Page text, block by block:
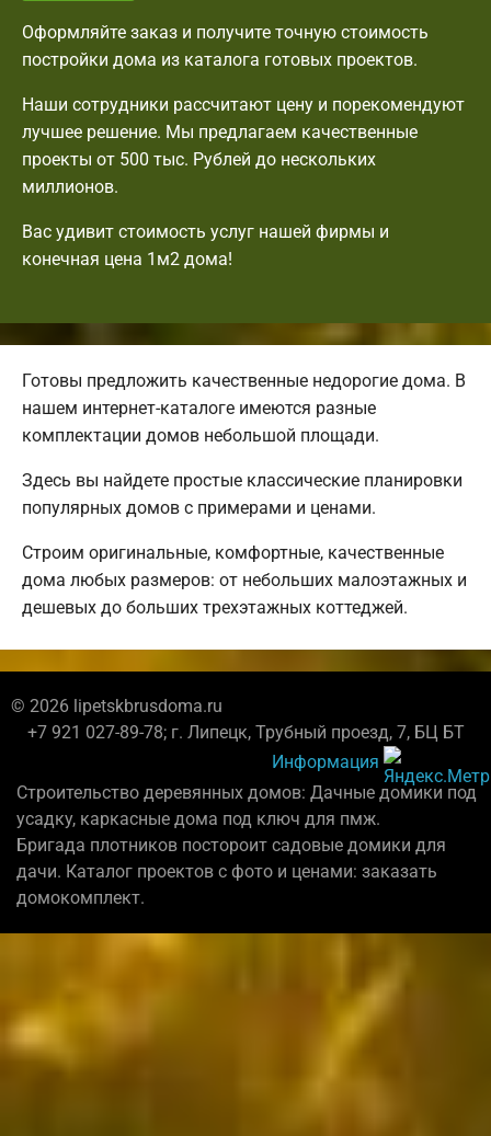
Оформляйте заказ и получите точную стоимость
постройки дома из каталога готовых проектов.
Наши сотрудники рассчитают цену и порекомендуют
лучшее решение. Мы предлагаем качественные
проекты от 500 тыс. Рублей до нескольких
миллионов.
Вас удивит стоимость услуг нашей фирмы и
конечная цена 1м2 дома!
Готовы предложить качественные недорогие дома. В
нашем интернет-каталоге имеются разные
комплектации домов небольшой площади.
Здесь вы найдете простые классические планировки
популярных домов с примерами и ценами.
Строим оригинальные, комфортные, качественные
дома любых размеров: от небольших малоэтажных и
дешевых до больших трехэтажных коттеджей.
© 2026 lipetskbrusdoma.ru
+7 921 027-89-78; г. Липецк, Трубный проезд, 7, БЦ БТ
Информация
Строительство деревянных домов: Дачные домики под
усадку, каркасные дома под ключ для пмж.
Бригада плотников постороит садовые домики для
дачи. Каталог проектов с фото и ценами: заказать
домокомплект.